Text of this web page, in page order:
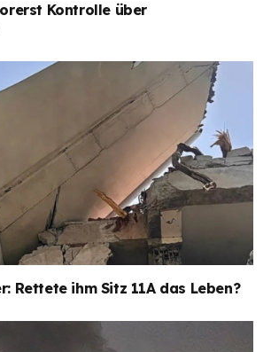
Kontrolle über
Rettete ihm Sitz 11A das Leben?